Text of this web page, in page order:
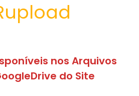
nos Arquivos
do Site